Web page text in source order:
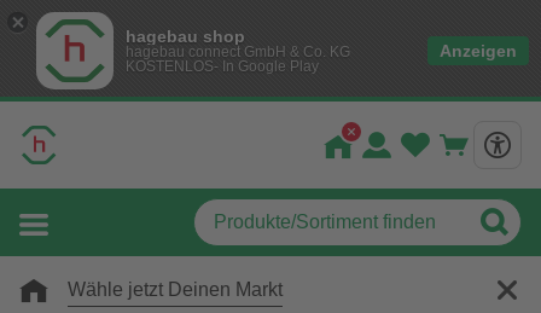
hagebau shop
hagebau connect GmbH & Co. KG
KOSTENLOS- In Google Play
Anzeigen
Wähle jetzt Deinen Markt